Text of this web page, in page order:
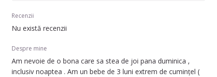
Recenzii
Nu există recenzii
Despre mine
Am nevoie de o bona care sa stea de joi pana duminica ,
inclusiv noaptea . Am un bebe de 3 luni extrem de cumințel (